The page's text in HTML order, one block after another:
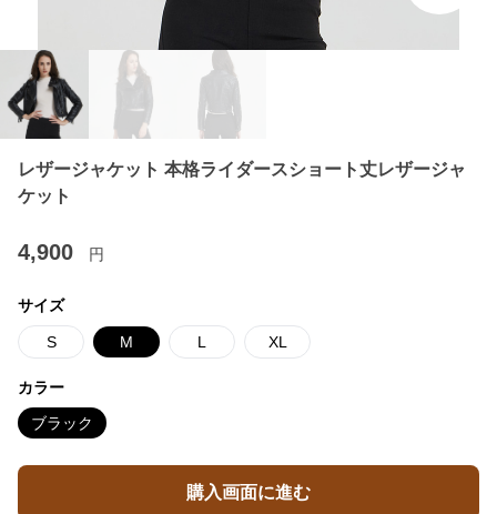
レザージャケット 本格ライダースショート丈レザージャ
ケット
4,900 円
サイズ
S M L XL
カラー
ブラック
購入画面に進む